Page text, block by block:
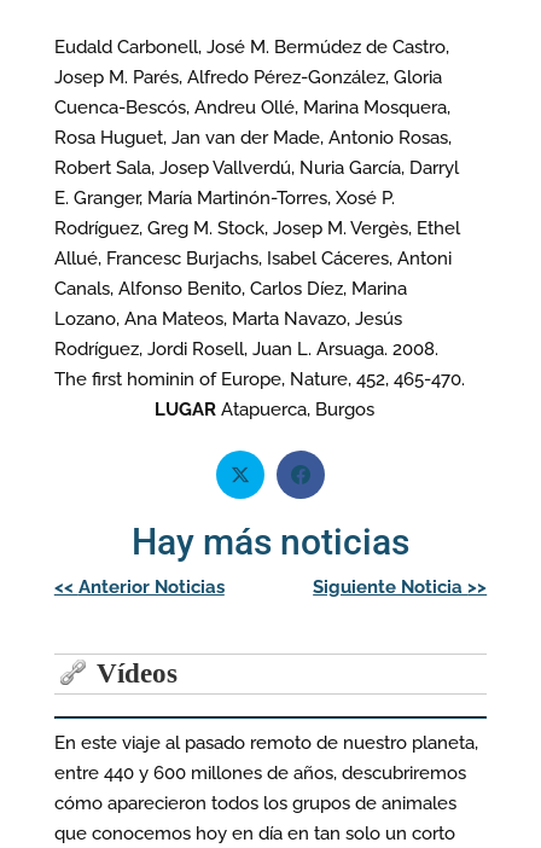
Eudald Carbonell, José M. Bermúdez de Castro,
Josep M. Parés, Alfredo Pérez-González, Gloria
Cuenca-Bescós, Andreu Ollé, Marina Mosquera,
Rosa Huguet, Jan van der Made, Antonio Rosas,
Robert Sala, Josep Vallverdú, Nuria García, Darryl
E. Granger, María Martinón-Torres, Xosé P.
Rodríguez, Greg M. Stock, Josep M. Vergès, Ethel
Allué, Francesc Burjachs, Isabel Cáceres, Antoni
Canals, Alfonso Benito, Carlos Díez, Marina
Lozano, Ana Mateos, Marta Navazo, Jesús
Rodríguez, Jordi Rosell, Juan L. Arsuaga. 2008.
The first hominin of Europe, Nature, 452, 465-470.
LUGARAtapuerca, Burgos
Hay más noticias
Navegación
de
<< Anterior Noticias Siguiente Noticia >>
Vídeos
En este viaje al pasado remoto de nuestro planeta,
entre 440 y 600 millones de años, descubriremos
cómo aparecieron todos los grupos de animales
que conocemos hoy en día en tan solo un corto